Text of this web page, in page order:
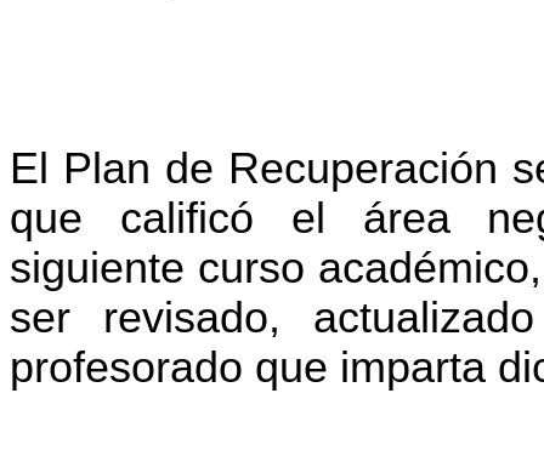
El Plan de Recuperación
que calificó el área
siguiente curso
ser revisado,
profesorado que imparta